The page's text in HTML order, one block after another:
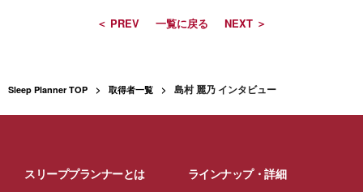
＜ PREV 一覧に戻る NEXT ＞
Sleep Planner TOP 取得者一覧 島村 麗乃 インタビュー
スリーププランナーとは ラインナップ・詳細